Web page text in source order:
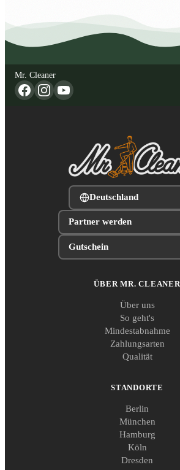
Mr. Cleaner
Deutschland
Partner werden
Gutschein
ÜBER MR. CLEANER
Über uns
So geht's
Mindestabnahme
Zahlungsarten
Qualität
STANDORTE
Berlin
München
Hamburg
Köln
Dresden